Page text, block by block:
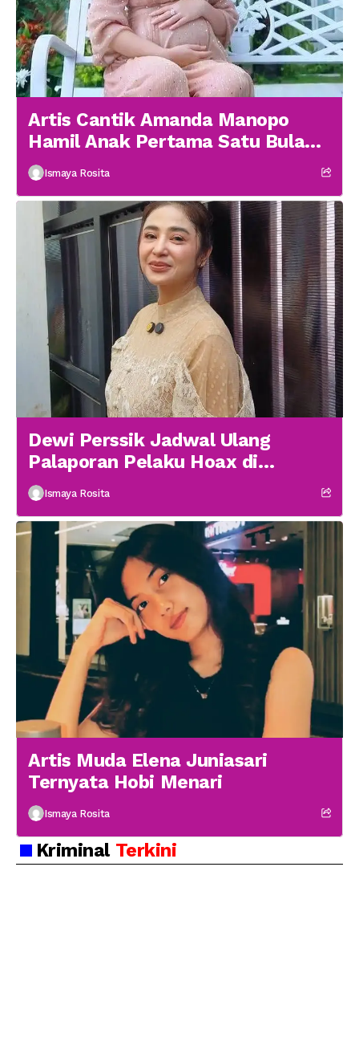
Artis Cantik Amanda Manopo
Hamil Anak Pertama Satu Bulan
menikah
Ismaya Rosita
Dewi Perssik Jadwal Ulang
Palaporan Pelaku Hoax di
Medsos
Ismaya Rosita
Artis Muda Elena Juniasari
Ternyata Hobi Menari
Ismaya Rosita
Kriminal Terkini